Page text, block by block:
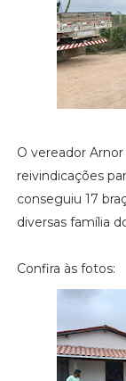
O vereador
reivindicações
conseguiu 17
diversas família
Confira às fotos: